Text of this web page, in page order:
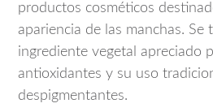
productos cosméticos
apariencia de las manchas. Se
ingrediente vegetal apreciado
antioxidantes y su uso
despigmentantes.